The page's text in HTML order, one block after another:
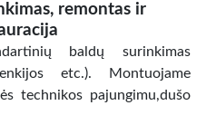
remontas ir
baldų surinkimas
etc.). Montuojame
technikos pajungimu,dušo